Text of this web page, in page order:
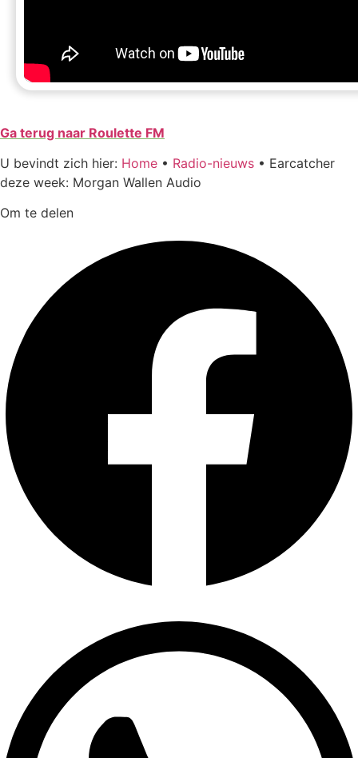
Ga terug naar Roulette FM
U bevindt zich hier: Home • Radio-nieuws • Earcatcher
deze week: Morgan Wallen Audio
Om te delen